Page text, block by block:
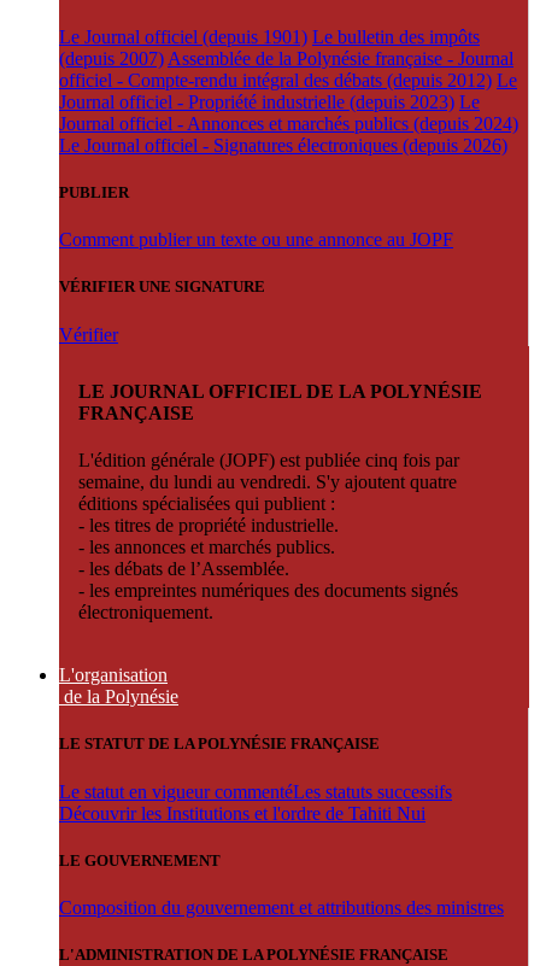
Le Journal officiel (depuis 1901) Le bulletin des impôts
(depuis 2007) Assemblée de la Polynésie française - Journal
officiel - Compte-rendu intégral des débats (depuis 2012) Le
Journal officiel - Propriété industrielle (depuis 2023) Le
Journal officiel - Annonces et marchés publics (depuis 2024)
Le Journal officiel - Signatures électroniques (depuis 2026)
PUBLIER
Comment publier un texte ou une annonce au JOPF
VÉRIFIER UNE SIGNATURE
Vérifier
LE JOURNAL OFFICIEL DE LA POLYNÉSIE
FRANÇAISE
L'édition générale (JOPF) est publiée cinq fois par
semaine, du lundi au vendredi. S'y ajoutent quatre
éditions spécialisées qui publient :
- les titres de propriété industrielle.
- les annonces et marchés publics.
- les débats de l’Assemblée.
- les empreintes numériques des documents signés
électroniquement.
L'organisation
de la Polynésie
LE STATUT DE LA POLYNÉSIE FRANÇAISE
Le statut en vigueur commentéLes statuts successifs
Découvrir les Institutions et l'ordre de Tahiti Nui
LE GOUVERNEMENT
Composition du gouvernement et attributions des ministres
L'ADMINISTRATION DE LA POLYNÉSIE FRANÇAISE